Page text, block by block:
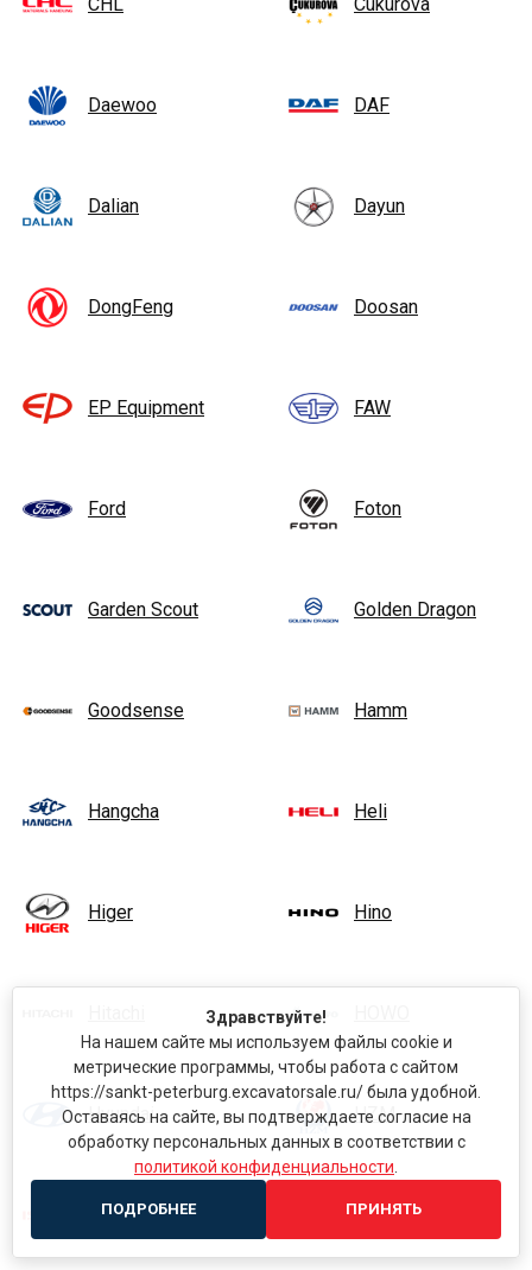
Daewoo DAF
Dalian Dayun
DongFeng Doosan
EP Equipment FAW
Ford Foton
Garden Scout Golden Dragon
Goodsense Hamm
Hangcha Heli
Higer Hino
Hyundai HZM
Isuzu Iveco
Здравствуйте!
На нашем сайте мы используем файлы cookie и
метрические программы, чтобы работа с сайтом
https://sankt-peterburg.excavatorsale.ru/ была удобной.
Оставаясь на сайте, вы подтверждаете согласие на
обработку персональных данных в соответствии с
политикой конфиденциальности
ПОДРОБНЕЕ ПРИНЯТЬ